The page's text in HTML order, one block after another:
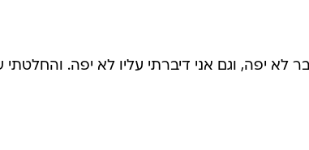
לא יפה, וגם אני דיברתי עליו לא יפה. והחלטתי